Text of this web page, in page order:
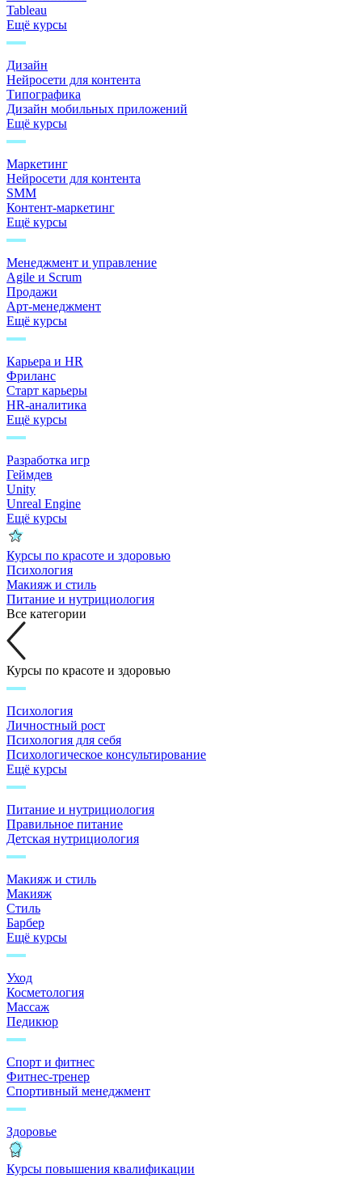
Tableau
Ещё курсы
Дизайн
Нейросети для контента
Типографика
Дизайн мобильных приложений
Ещё курсы
Маркетинг
Нейросети для контента
SMM
Контент-маркетинг
Ещё курсы
Менеджмент и управление
Agile и Scrum
Продажи
Арт-менеджмент
Ещё курсы
Карьера и HR
Фриланс
Старт карьеры
HR-аналитика
Ещё курсы
Разработка игр
Геймдев
Unity
Unreal Engine
Ещё курсы
Курсы по красоте и здоровью
Психология
Макияж и стиль
Питание и нутрициология
Все категории
Курсы по красоте и здоровью
Психология
Личностный рост
Психология для себя
Психологическое консультирование
Ещё курсы
Питание и нутрициология
Правильное питание
Детская нутрициология
Макияж и стиль
Макияж
Стиль
Барбер
Ещё курсы
Уход
Косметология
Массаж
Педикюр
Спорт и фитнес
Фитнес-тренер
Спортивный менеджмент
Здоровье
Курсы повышения квалификации